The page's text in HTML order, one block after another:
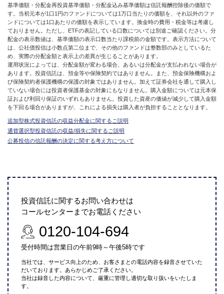
基準価額・分配金再投資基準価額・分配金込み基準価額は信託報酬控除後の価額で
す。当初元本が1口1円のファンドについては1万口当たりの価額を、それ以外のファ
ンドについては1口あたりの価額を表示しています。換金時の費用・税金等は考慮し
ておりません。ただし、ETFの表記している口数については別途ご確認ください。分
配金の表示数値は、基準価額の表示口数当たり課税前の金額です。表示方法について
は、公社債投信は小数点第二位まで、その他のファンドは整数部のみとしているた
め、実際の分配金額と表示上の差異が生じることがあります。
運用状況によっては、分配金額が変わる場合、あるいは分配金が支払われない場合が
あります。投資信託は、預金等や保険契約ではありません。また、預金保険機構およ
び保険契約者保護機構の保護の対象ではありません。加えて証券会社を通して購入し
ていない場合には投資者保護基金の対象にもなりません。購入金額については元本保
証および利回り保証のいずれもありません。投資した資産の価値が減少して購入金額
を下回る場合がありますが、これによる損失は購入者が負担することとなります。
追加型株式投資信託の収益分配金に関するご説明
通貨選択型投資信託の収益/損失に関するご説明
公募投信の信託報酬の決定に関する考え方について
投資信託に関するお問い合わせは
コールセンターまでお電話ください
0120-104-694
受付時間は営業日の午前9時～午後5時です
当社では、サービス向上のため、お客さまとの電話内容を録音させていた
だいております。あらかじめご了承ください。
当社は録音した内容について、厳重に管理し適切な取り扱いをいたしま
す。